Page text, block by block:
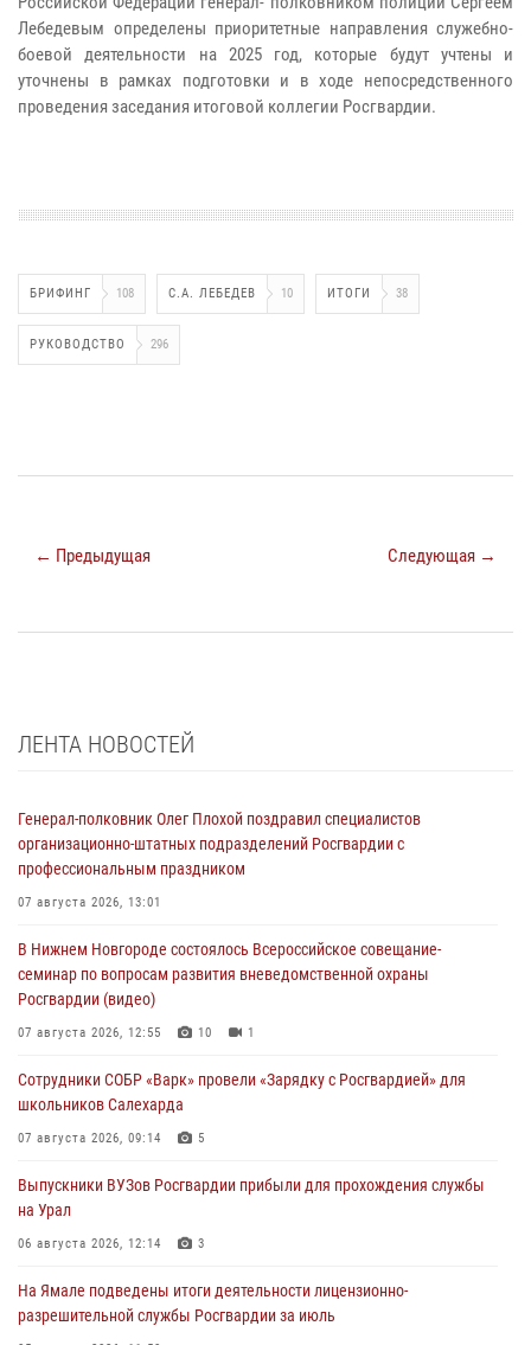
Лебедевым определены приоритетные направления служебно-
боевой деятельности на 2025 год, которые будут учтены и
уточнены в рамках подготовки и в ходе непосредственного
проведения заседания итоговой коллегии Росгвардии.
БРИФИНГ 108 С.А. ЛЕБЕДЕВ 10 ИТОГИ 38
РУКОВОДСТВО 296
← Предыдущая Следующая →
ЛЕНТА НОВОСТЕЙ
Генерал-полковник Олег Плохой поздравил специалистов
организационно-штатных подразделений Росгвардии с
профессиональным праздником
07 августа 2026, 13:01
В Нижнем Новгороде состоялось Всероссийское совещание-
семинар по вопросам развития вневедомственной охраны
Росгвардии (видео)
07 августа 2026, 12:55 10 1
Сотрудники СОБР «Варк» провели «Зарядку с Росгвардией» для
школьников Салехарда
07 августа 2026, 09:14 5
Выпускники ВУЗов Росгвардии прибыли для прохождения службы
на Урал
06 августа 2026, 12:14 3
На Ямале подведены итоги деятельности лицензионно-
разрешительной службы Росгвардии за июль